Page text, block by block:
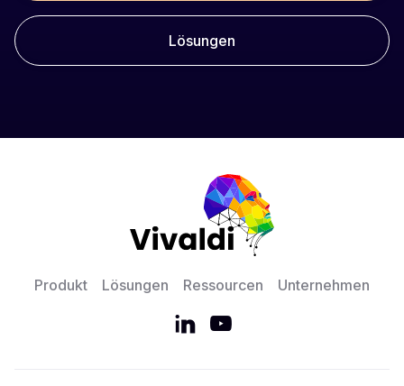
Lösungen
Produkt Lösungen Ressourcen Unternehmen
 